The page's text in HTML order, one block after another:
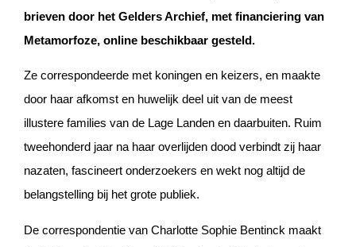
brieven door het Gelders Archief, met financiering van
Metamorfoze, online beschikbaar gesteld.
Ze correspondeerde met koningen en keizers, en maakte
door haar afkomst en huwelijk deel uit van de meest
illustere families van de Lage Landen en daarbuiten. Ruim
tweehonderd jaar na haar overlijden dood verbindt zij haar
nazaten, fascineert onderzoekers en wekt nog altijd de
belangstelling bij het grote publiek.
De correspondentie van Charlotte Sophie Bentinck maakt